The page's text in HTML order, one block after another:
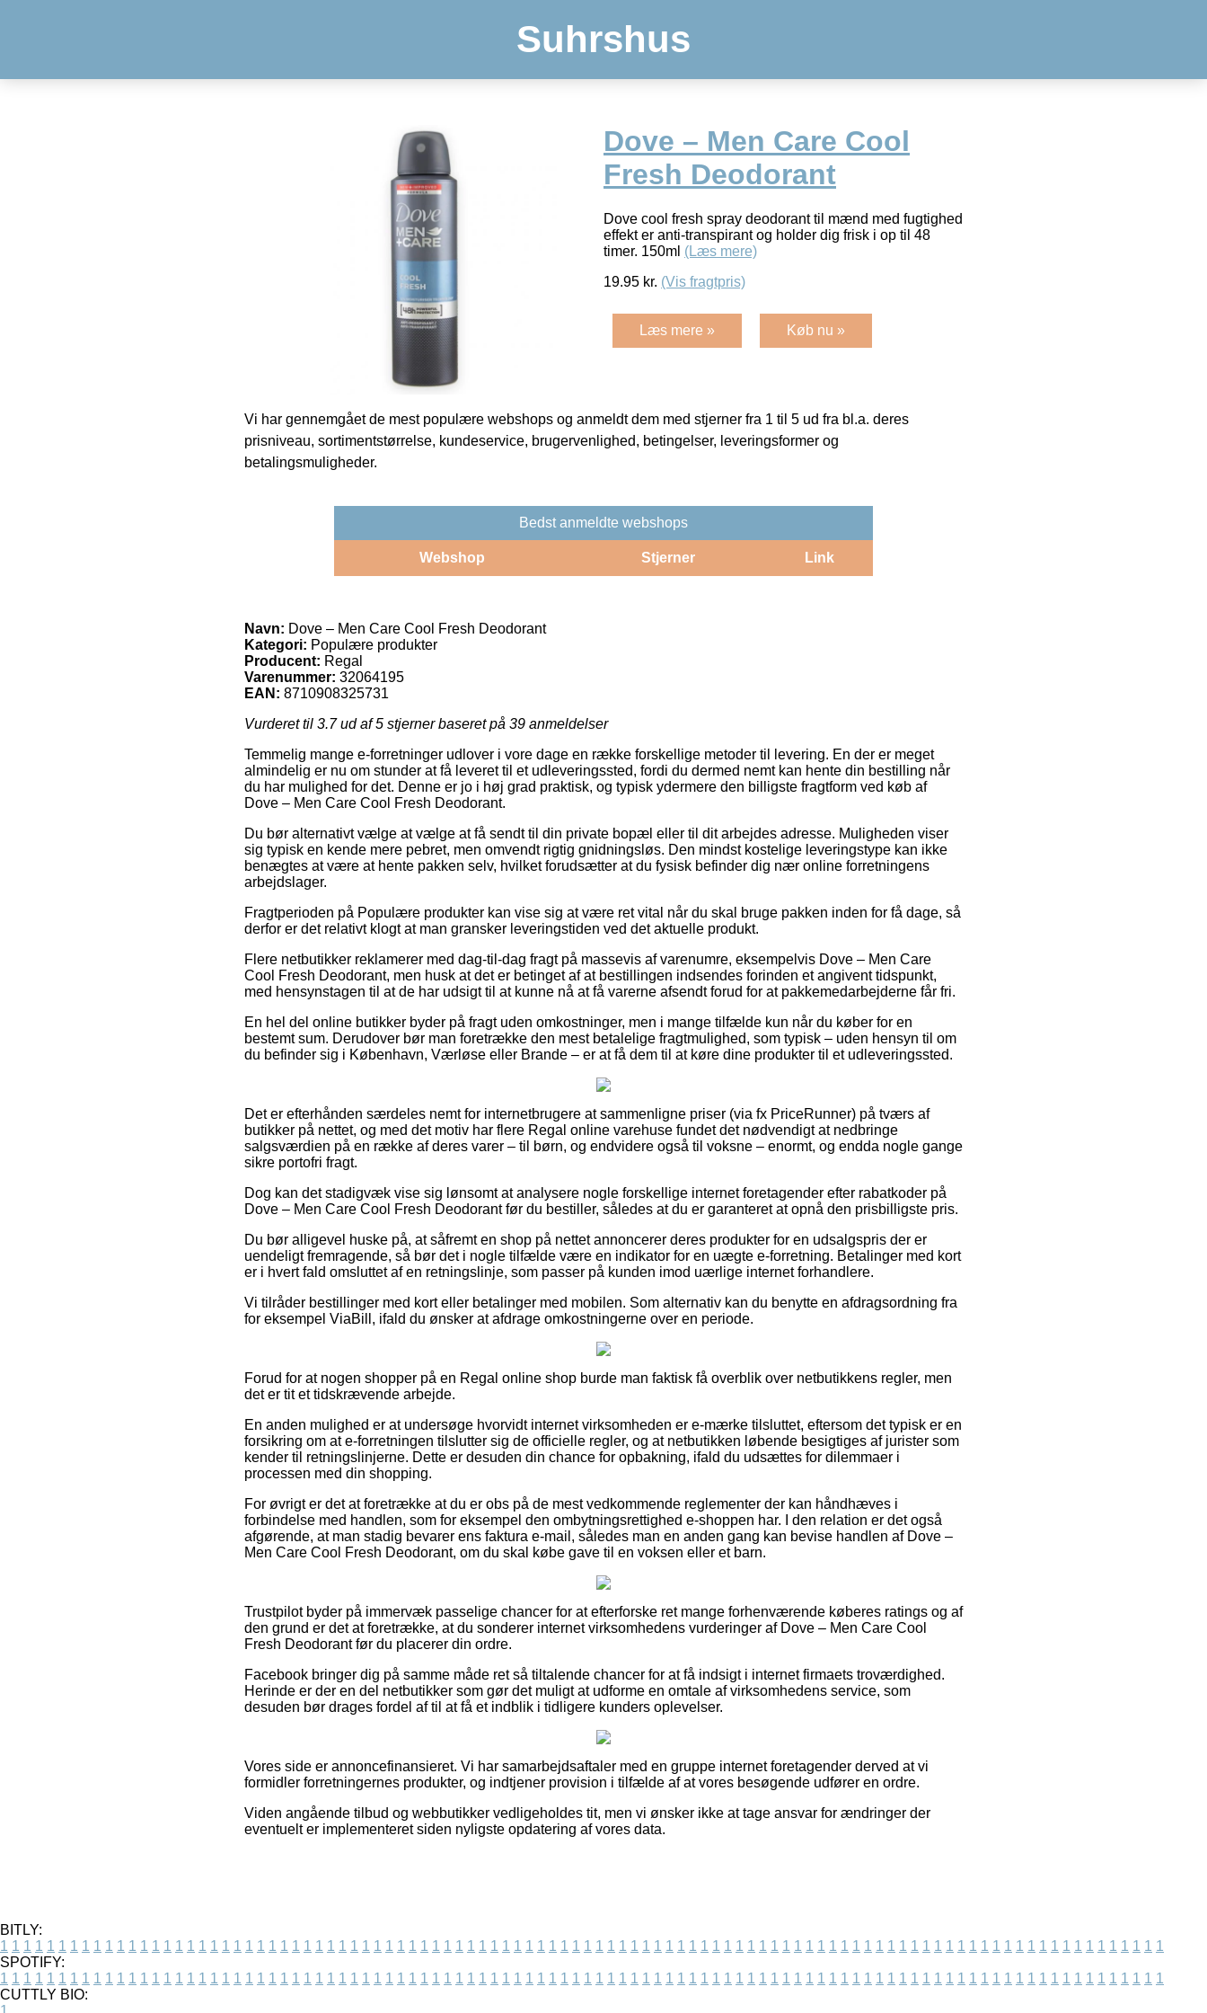
Suhrshus
Dove – Men Care Cool
Fresh Deodorant
Dove cool fresh spray deodorant til mænd med fugtighed
effekt er anti-transpirant og holder dig frisk i op til 48
timer. 150ml (Læs mere)
19.95 kr. (Vis fragtpris)
Læs mere » Køb nu »
Vi har gennemgået de mest populære webshops og anmeldt dem med stjerner fra 1 til 5 ud fra bl.a. deres
prisniveau, sortimentstørrelse, kundeservice, brugervenlighed, betingelser, leveringsformer og
betalingsmuligheder.
Bedst anmeldte webshops
Webshop Stjerner Link
Navn: Dove – Men Care Cool Fresh Deodorant
Kategori: Populære produkter
Producent: Regal
Varenummer: 32064195
EAN: 8710908325731
Vurderet til 3.7ud af 5 stjerner baseret på 39 anmeldelser
Temmelig mange e-forretninger udlover i vore dage en række forskellige metoder til levering. En der er meget
almindelig er nu om stunder at få leveret til et udleveringssted, fordi du dermed nemt kan hente din bestilling når
du har mulighed for det. Denne er jo i høj grad praktisk, og typisk ydermere den billigste fragtform ved køb af
Dove – Men Care Cool Fresh Deodorant.
Du bør alternativt vælge at vælge at få sendt til din private bopæl eller til dit arbejdes adresse. Muligheden viser
sig typisk en kende mere pebret, men omvendt rigtig gnidningsløs. Den mindst kostelige leveringstype kan ikke
benægtes at være at hente pakken selv, hvilket forudsætter at du fysisk befinder dig nær online forretningens
arbejdslager.
Fragtperioden på Populære produkter kan vise sig at være ret vital når du skal bruge pakken inden for få dage, så
derfor er det relativt klogt at man gransker leveringstiden ved det aktuelle produkt.
Flere netbutikker reklamerer med dag-til-dag fragt på massevis af varenumre, eksempelvis Dove – Men Care
Cool Fresh Deodorant, men husk at det er betinget af at bestillingen indsendes forinden et angivent tidspunkt,
med hensynstagen til at de har udsigt til at kunne nå at få varerne afsendt forud for at pakkemedarbejderne får fri.
En hel del online butikker byder på fragt uden omkostninger, men i mange tilfælde kun når du køber for en
bestemt sum. Derudover bør man foretrække den mest betalelige fragtmulighed, som typisk – uden hensyn til om
du befinder sig i København, Værløse eller Brande – er at få dem til at køre dine produkter til et udleveringssted.
Det er efterhånden særdeles nemt for internetbrugere at sammenligne priser (via fx PriceRunner) på tværs af
butikker på nettet, og med det motiv har flere Regal online varehuse fundet det nødvendigt at nedbringe
salgsværdien på en række af deres varer – til børn, og endvidere også til voksne – enormt, og endda nogle gange
sikre portofri fragt.
Dog kan det stadigvæk vise sig lønsomt at analysere nogle forskellige internet foretagender efter rabatkoder på
Dove – Men Care Cool Fresh Deodorant før du bestiller, således at du er garanteret at opnå den prisbilligste pris.
Du bør alligevel huske på, at såfremt en shop på nettet annoncerer deres produkter for en udsalgspris der er
uendeligt fremragende, så bør det i nogle tilfælde være en indikator for en uægte e-forretning. Betalinger med kort
er i hvert fald omsluttet af en retningslinje, som passer på kunden imod uærlige internet forhandlere.
Vi tilråder bestillinger med kort eller betalinger med mobilen. Som alternativ kan du benytte en afdragsordning fra
for eksempel ViaBill, ifald du ønsker at afdrage omkostningerne over en periode.
Forud for at nogen shopper på en Regal online shop burde man faktisk få overblik over netbutikkens regler, men
det er tit et tidskrævende arbejde.
En anden mulighed er at undersøge hvorvidt internet virksomheden er e-mærke tilsluttet, eftersom det typisk er en
forsikring om at e-forretningen tilslutter sig de officielle regler, og at netbutikken løbende besigtiges af jurister som
kender til retningslinjerne. Dette er desuden din chance for opbakning, ifald du udsættes for dilemmaer i
processen med din shopping.
For øvrigt er det at foretrække at du er obs på de mest vedkommende reglementer der kan håndhæves i
forbindelse med handlen, som for eksempel den ombytningsrettighed e-shoppen har. I den relation er det også
afgørende, at man stadig bevarer ens faktura e-mail, således man en anden gang kan bevise handlen af Dove –
Men Care Cool Fresh Deodorant, om du skal købe gave til en voksen eller et barn.
Trustpilot byder på immervæk passelige chancer for at efterforske ret mange forhenværende køberes ratings og af
den grund er det at foretrække, at du sonderer internet virksomhedens vurderinger af Dove – Men Care Cool
Fresh Deodorant før du placerer din ordre.
Facebook bringer dig på samme måde ret så tiltalende chancer for at få indsigt i internet firmaets troværdighed.
Herinde er der en del netbutikker som gør det muligt at udforme en omtale af virksomhedens service, som
desuden bør drages fordel af til at få et indblik i tidligere kunders oplevelser.
Vores side er annoncefinansieret. Vi har samarbejdsaftaler med en gruppe internet foretagender derved at vi
formidler forretningernes produkter, og indtjener provision i tilfælde af at vores besøgende udfører en ordre.
Viden angående tilbud og webbutikker vedligeholdes tit, men vi ønsker ikke at tage ansvar for ændringer der
eventuelt er implementeret siden nyligste opdatering af vores data.
BITLY:
1 1 1 1 1 1 1 1 1 1 1 1 1 1 1 1 1 1 1 1 1 1 1 1 1 1 1 1 1 1 1 1 1 1 1 1 1 1 1 1 1 1 1 1 1 1 1 1 1 1 1 1 1 1 1 1 1 1 1 1 1 1 1 1 1 1 1 1 1 1 1 1 1 1 1 1 1 1 1 1 1 1 1 1 1 1 1 1 1 1 1 1 1 1 1 1 1 1 1 1
SPOTIFY:
1 1 1 1 1 1 1 1 1 1 1 1 1 1 1 1 1 1 1 1 1 1 1 1 1 1 1 1 1 1 1 1 1 1 1 1 1 1 1 1 1 1 1 1 1 1 1 1 1 1 1 1 1 1 1 1 1 1 1 1 1 1 1 1 1 1 1 1 1 1 1 1 1 1 1 1 1 1 1 1 1 1 1 1 1 1 1 1 1 1 1 1 1 1 1 1 1 1 1 1
CUTTLY BIO: